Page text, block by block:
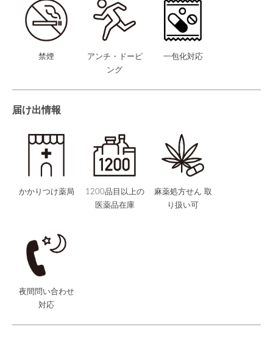
禁煙
アンチ・ドーピ
ング
一包化対応
届け出情報
かかりつけ薬局
1200品目以上の
医薬品在庫
麻薬処方せん 取
り扱い可
夜間問い合わせ
対応